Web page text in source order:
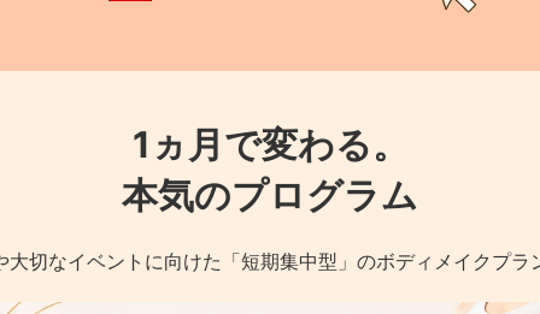
1ヵ月で変わる。
本気のプログラム
大切なイベントに向けた「短期集中型」のボディメイクプラ